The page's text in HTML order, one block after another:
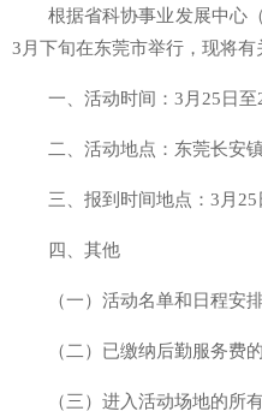
根据省科协事业发展中心
3月下旬在东莞市举行，现将有
一、活动时间：3月25日至
二、活动地点：东莞长安
三、报到时间地点：3月
四、其他
（一）活动名单和日程安
（二）已缴纳后勤服务费
（三）进入活动场地的所